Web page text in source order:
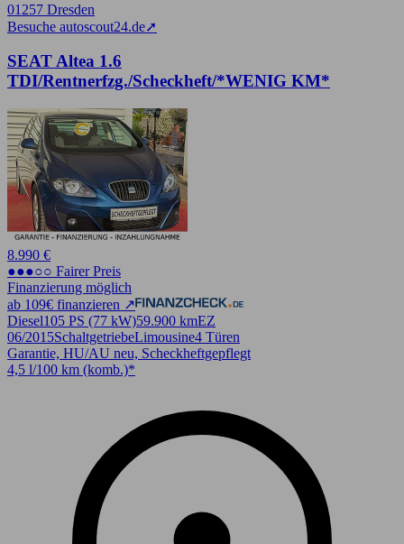
01257 Dresden
Besuche autoscout24.de➚
SEAT Altea 1.6
TDI/Rentnerfzg./Scheckheft/*WENIG KM*
8.990 €
●●●○○ Fairer Preis
Finanzierung möglich
ab 109€ finanzieren ↗
Diesel105 PS (77 kW)59.900 kmEZ
06/2015SchaltgetriebeLimousine4 Türen
Garantie, HU/AU neu, Scheckheftgepflegt
4,5 l/100 km (komb.)*